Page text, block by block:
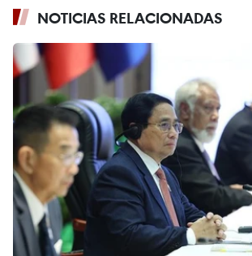
NOTICIAS RELACIONADAS